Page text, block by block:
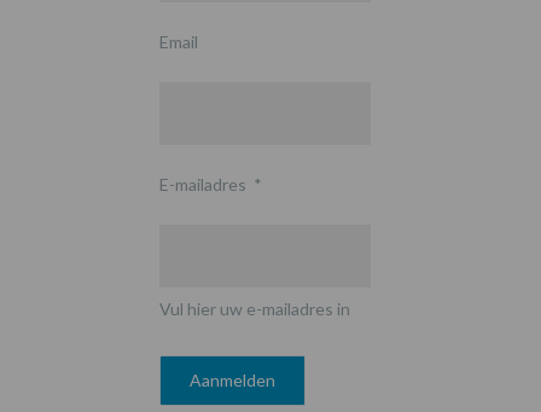
Email
E-mailadres *
Vul hier uw e-mailadres in